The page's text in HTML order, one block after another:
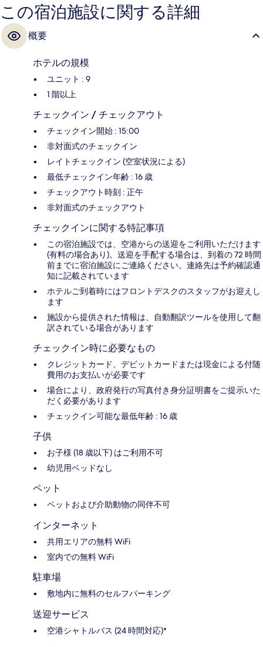
この宿泊施設に関する詳細
概要
ホテルの規模
ユニット : 9
1 階以上
チェックイン / チェックアウト
チェックイン開始 : 15:00
非対面式のチェックイン
レイトチェックイン (空室状況による)
最低チェックイン年齢 : 16 歳
チェックアウト時刻 : 正午
非対面式のチェックアウト
チェックインに関する特記事項
この宿泊施設では、空港からの送迎をご利用いただけます
(有料の場合あり)。送迎を手配する場合は、到着の 72 時間
前までに宿泊施設にご連絡ください。連絡先は予約確認通
知に記載されています
ホテルご到着時にはフロントデスクのスタッフがお迎えし
ます
施設から提供された情報は、自動翻訳ツールを使用して翻
訳されている場合があります
チェックイン時に必要なもの
クレジットカード、デビットカードまたは現金による付随
費用のお支払いが必要です
場合により、政府発行の写真付き身分証明書をご提示いた
だく必要があります
チェックイン可能な最低年齢 : 16 歳
子供
お子様 (18 歳以下) はご利用不可
幼児用ベッドなし
ペット
ペットおよび介助動物の同伴不可
インターネット
共用エリアの無料 WiFi
室内での無料 WiFi
駐車場
敷地内に無料のセルフパーキング
送迎サービス
空港シャトルバス (24 時間対応)*